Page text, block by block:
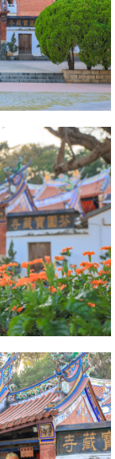
上
的
龍
虎
堵
以
泥
塑
為
手
藝
寺
內
之
大
木
構
建
及
細
木